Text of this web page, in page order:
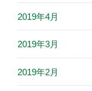
2019年4月
2019年3月
2019年2月